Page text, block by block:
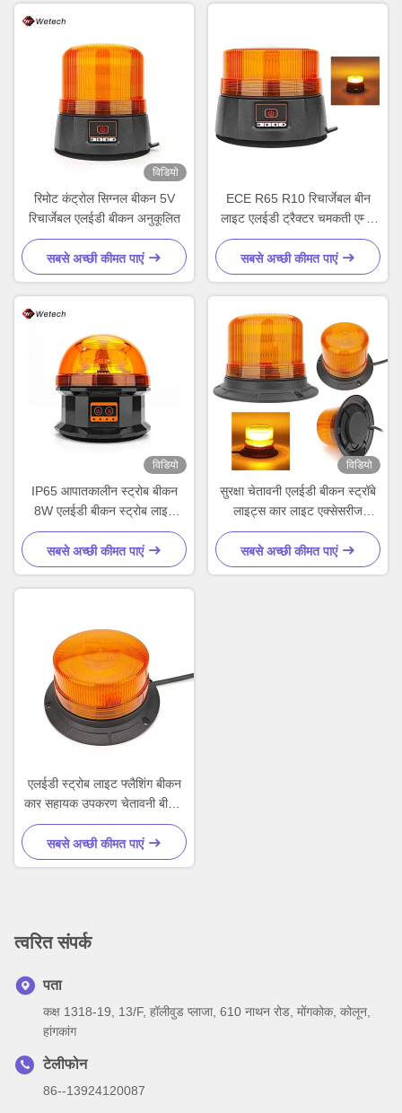
विडियो
रिमोट कंट्रोल सिग्नल बीकन 5V
रिचार्जेबल एलईडी बीकन अनुकूलित
सबसे अच्छी कीमत पाएं
ECE R65 R10 रिचार्जेबल बीन
लाइट एलईडी ट्रैक्टर चमकती एम्बर
लाइट्स
सबसे अच्छी कीमत पाएं
विडियो
IP65 आपातकालीन स्ट्रोब बीकन
8W एलईडी बीकन स्ट्रोब लाइट
अनुकूलित
सबसे अच्छी कीमत पाएं
विडियो
सुरक्षा चेतावनी एलईडी बीकन स्ट्रॉबे
लाइट्स कार लाइट एक्सेसरीज
फोर्कलिफ्ट ट्रैक्टरों के लिए
सबसे अच्छी कीमत पाएं
एलईडी स्ट्रोब लाइट फ्लैशिंग बीकन
कार सहायक उपकरण चेतावनी बीकन
लाइट
सबसे अच्छी कीमत पाएं
त्वरित संपर्क
पता
कक्ष 1318-19, 13/F, हॉलीवुड प्लाजा, 610 नाथन रोड, मोंगकोक, कोलून,
हांगकांग
टेलीफोन
86--13924120087